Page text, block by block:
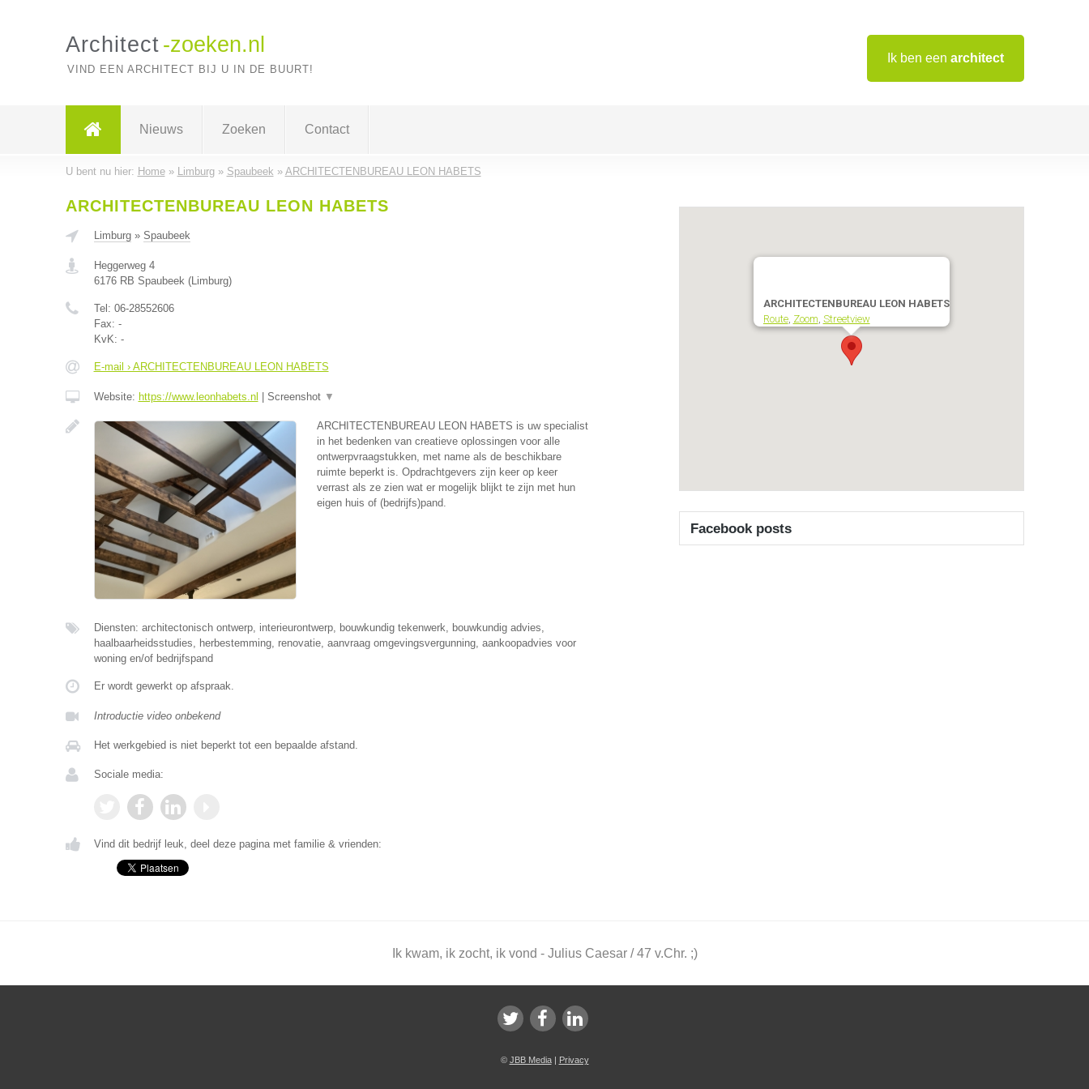
Ik ben een architect
Architect -zoeken.nl
VIND EEN ARCHITECT BIJ U IN DE BUURT!
Nieuws Zoeken Contact
U bent nu hier: Home» Limburg» Spaubeek » ARCHITECTENBUREAU LEON HABETS
ARCHITECTENBUREAU LEON HABETS
Limburg» Spaubeek
Heggerweg 4
6176 RB Spaubeek(Limburg)
Tel: 06-28552606
Fax: -
KvK: -
E-mail › ARCHITECTENBUREAU LEON HABETS
Website: https://www.leonhabets.nl Screenshot ▼
ARCHITECTENBUREAU LEON HABETS is uw specialist
in het bedenken van creatieve oplossingen voor alle
ontwerpvraagstukken, met name als de beschikbare
ruimte beperkt is. Opdrachtgevers zijn keer op keer
verrast als ze zien wat er mogelijk blijkt te zijn met hun
eigen huis of (bedrijfs)pand.
Diensten: architectonisch ontwerp, interieurontwerp, bouwkundig tekenwerk, bouwkundig advies,
haalbaarheidsstudies, herbestemming, renovatie, aanvraag omgevingsvergunning, aankoopadvies voor
woning en/of bedrijfspand
Er wordt gewerkt op afspraak.
Introductie video onbekend
Het werkgebied is niet beperkt tot een bepaalde afstand.
Sociale media:
Vind dit bedrijf leuk, deel deze pagina met familie & vrienden:
ARCHITECTENBUREAU LEON HABETS
Route, Zoom Streetview
Facebook posts
Ik kwam, ik zocht, ik vond - Julius Caesar / 47 v.Chr. ;)
© JBB Media| Privacy